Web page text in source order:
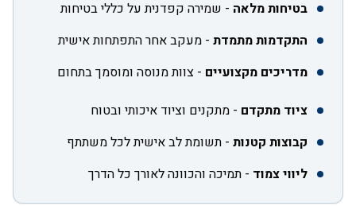
בטיחות מלאה - שמירה קפדנית על כללי בטיחות
התקדמות מתמדת - מעקב אחר התפתחות אישית
מדריכים מקצועיים - צוות מנוסה ומוסמך בתחום
ציוד מתקדם - מתקנים וציוד איכותי ובטוח
קבוצות קטנות - תשומת לב אישית לכל משתתף
ליווי צמוד - תמיכה והכוונה לאורך כל הדרך